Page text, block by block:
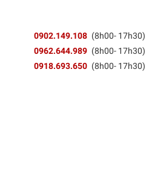
0902.149.108 (8h00- 17h30)
0962.644.989 (8h00- 17h30)
0918.693.650 (8h00- 17h30)